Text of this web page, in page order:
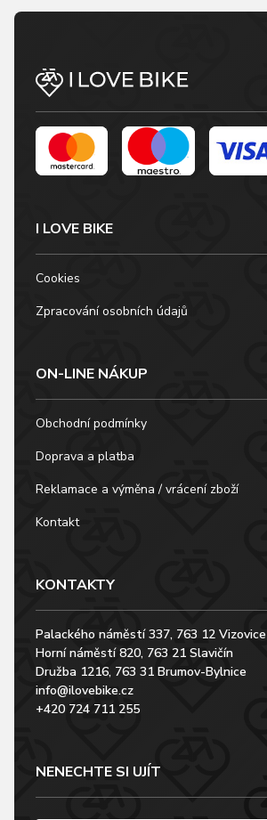
I LOVE BIKE
Cookies
Zpracování osobních údajů
ON-LINE NÁKUP
Obchodní podmínky
Doprava a platba
Reklamace a výměna / vrácení zboží
Kontakt
KONTAKTY
Palackého náměstí 337, 763 12 Vizovice
Horní náměstí 820, 763 21 Slavičín
Družba 1216, 763 31 Brumov-Bylnice
info@ilovebike.cz
+420 724 711 255
NENECHTE SI UJÍT